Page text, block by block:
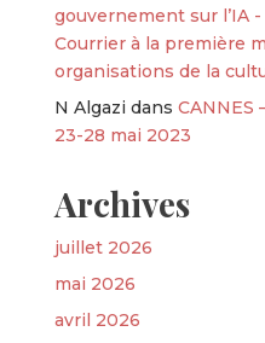
gouvernement sur l’IA
Courrier à la première
organisations de la
N Algazi dans CANNES
23-28 mai 2023
Archives
juillet 2026
mai 2026
avril 2026